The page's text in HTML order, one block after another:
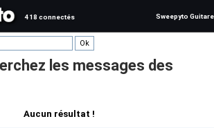
418 connectés Sweepyto Guitare
les messages des
Aucun résultat !